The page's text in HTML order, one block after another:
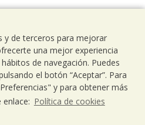
Ramoneda
- Consultors
203, 1º 1ª
Barcelona
79 26
y de terceros para mejorar
una mejor experiencia
de navegación. Puedes
el botón “Aceptar”. Para
y para obtener más
Política de cookies